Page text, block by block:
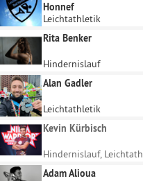
Honnef
Leichtathletik
Rita Benker
Hindernislauf
Alan Gadler
Leichtathletik
Kevin Kürbisch
Adam Alioua